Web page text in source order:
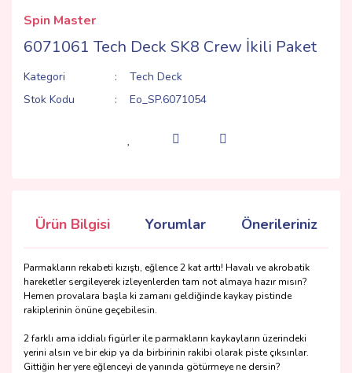
Spin Master
6071061 Tech Deck SK8 Crew İkili Paket
Kategori
Tech Deck
Stok Kodu
Eo_SP.6071054
Ürün Bilgisi Yorumlar Önerileriniz
Parmakların rekabeti kızıştı, eğlence 2 kat arttı! Havalı ve akrobatik
hareketler sergileyerek izleyenlerden tam not almaya hazır mısın?
Hemen provalara başla ki zamanı geldiğinde kaykay pistinde
rakiplerinin önüne geçebilesin.
2 farklı ama iddialı figürler ile parmakların kaykayların üzerindeki
yerini alsın ve bir ekip ya da birbirinin rakibi olarak piste çıksınlar.
Gittiğin her yere eğlenceyi de yanında götürmeye ne dersin?